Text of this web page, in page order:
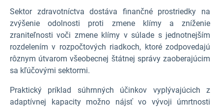
Sektor zdravotníctva dostáva finančné prostriedky na
zvýšenie odolnosti proti zmene klímy a zníženie
zraniteľnosti voči zmene klímy v súlade s jednotnejším
rozdelením v rozpočtových riadkoch, ktoré zodpovedajú
rôznym útvarom všeobecnej štátnej správy zaoberajúcim
sa kľúčovými sektormi.
Praktický príklad súhrnných účinkov vyplývajúcich z
adaptívnej kapacity možno nájsť vo vývoji úmrtnosti